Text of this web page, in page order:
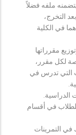
ملفه فضلاً
التخرج،
في الكلية
مقرراتها
لكل مقرر،
التي تدرس في
للطلاب في أقسام
التمرينات